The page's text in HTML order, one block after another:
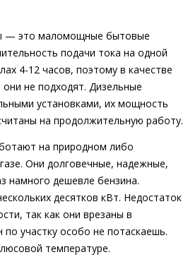
— это маломощные бытовые
подачи тока на одной
4-12 часов, поэтому в качестве
не подходят. Дизельные
установками, их мощность
на продолжительную работу.
на природном либо
Они долговечные, надежные,
намного дешевле бензина.
десятков кВт. Недостаток
так как они врезаны в
по участку особо не потаскаешь.
температуре.